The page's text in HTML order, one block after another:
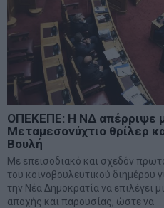
ΟΠΕΚΕΠΕ: Η ΝΔ απέρριψε
Μεταμεσονύχτιο θρίλερ
Βουλή
Με επεισοδιακό και σχεδόν
του κοινοβουλευτικού διημέρου
την Νέα Δημοκρατία να επιλέγει
αποχής και παρουσίας, ώστε να